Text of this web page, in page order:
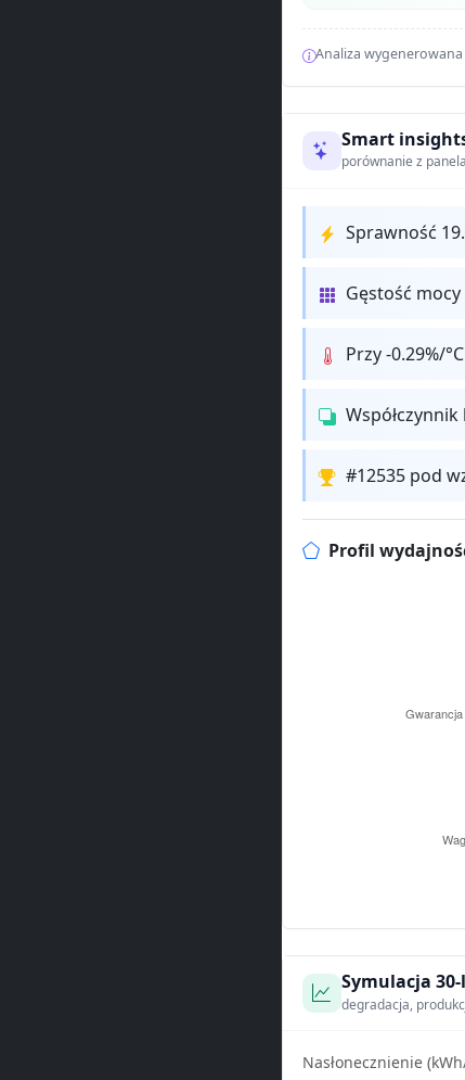
Analiza
Smart
porównanie z
Sprawność
Gęstość
Przy -0.29%/
#12535 pod
Profil
Symulacja
degradacja,
Nasłonecznienie